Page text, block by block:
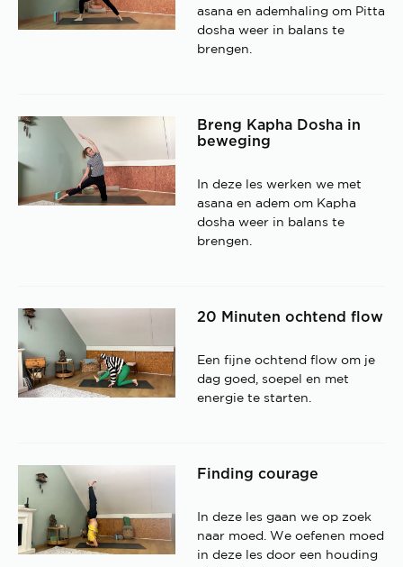
asana en ademhaling om Pitta
dosha weer in balans te
brengen.
Breng Kapha Dosha in
beweging
In deze les werken we met
asana en adem om Kapha
dosha weer in balans te
brengen.
20 Minuten ochtend flow
Een fijne ochtend flow om je
dag goed, soepel en met
energie te starten.
Finding courage
In deze les gaan we op zoek
naar moed. We oefenen moed
in deze les door een houding